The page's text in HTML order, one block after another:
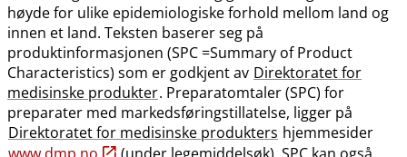
høyde for ulike epidemiologiske forhold mellom land og
innen et land. Teksten baserer seg på
produktinformasjonen (SPC =Summary of Product
Characteristics) som er godkjent av Direktoratet for
medisinske produkter. Preparatomtaler (SPC) for
preparater med markedsføringstillatelse, ligger på
Direktoratet for medisinske produkters hjemmesider